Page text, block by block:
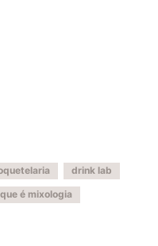
drink lab
é mixologia